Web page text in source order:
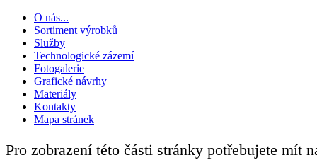
O nás...
Sortiment výrobků
Služby
Technologické zázemí
Fotogalerie
Grafické návrhy
Materiály
Kontakty
Mapa stránek
Pro zobrazení této části stránky potřebujete mít